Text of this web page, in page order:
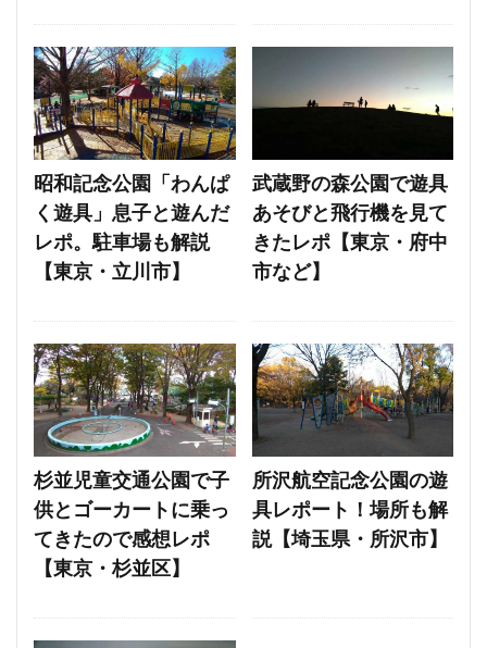
昭和記念公園「わんぱ
く遊具」息子と遊んだ
レポ。駐車場も解説
【東京・立川市】
武蔵野の森公園で遊具
あそびと飛行機を見て
きたレポ【東京・府中
市など】
杉並児童交通公園で子
供とゴーカートに乗っ
てきたので感想レポ
【東京・杉並区】
所沢航空記念公園の遊
具レポート！場所も解
説【埼玉県・所沢市】